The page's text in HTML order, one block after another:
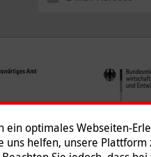
optimales Webseiten-
helfen, unsere